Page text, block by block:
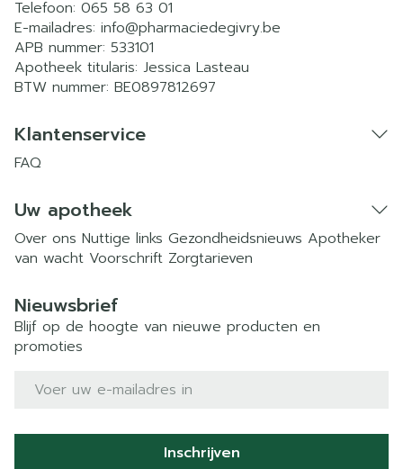
Telefoon: 065 58 63 01
E-mailadres: info@pharmaciedegivry.be
APB nummer: 533101
Apotheek titularis: Jessica Lasteau
BTW nummer: BE0897812697
Klantenservice
FAQ
Uw apotheek
Over ons Nuttige links Gezondheidsnieuws Apotheker
van wacht Voorschrift Zorgtarieven
Nieuwsbrief
Blijf op de hoogte van nieuwe producten en
promoties
E-mail adres
Inschrijven